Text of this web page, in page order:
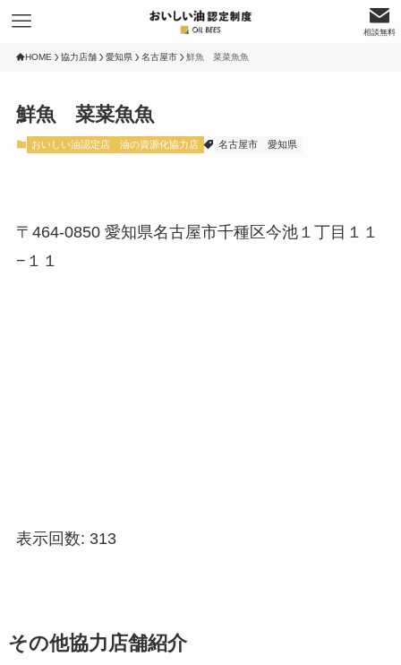
相談無料
HOME 協力店舗 愛知県 名古屋市 鮮魚 菜菜魚魚
鮮魚 菜菜魚魚
おいしい油認定店 油の資源化協力店 名古屋市 愛知県
〒464-0850 愛知県名古屋市千種区今池１丁目１１
−１１
表示回数: 313
その他協力店舗紹介